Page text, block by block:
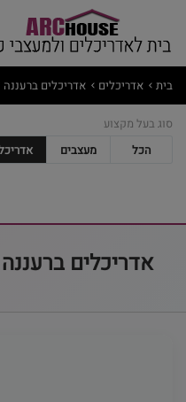
בית אדריכלים אדריכלים ברעננה
סוג בעל מקצוע
הכל
מעצבים
אדריכלים